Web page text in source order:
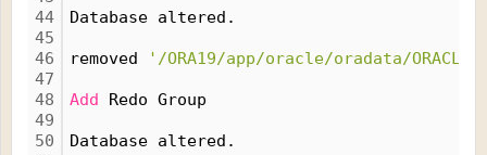
44
45
46
47
48
49
50
Database altered.
removed '/ORA19/app/oracle/oradata/
Add Redo Group
Database altered.